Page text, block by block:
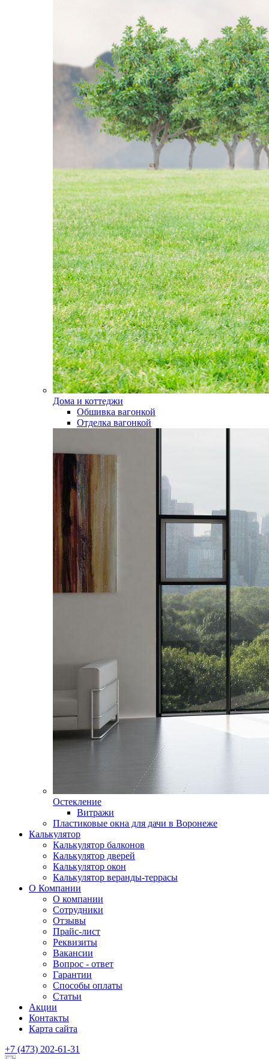
Дома и коттеджи
Обшивка вагонкой
Отделка вагонкой
Остекление
Витражи
Пластиковые окна для дачи в Воронеже
Калькулятор
Калькулятор балконов
Калькулятор дверей
Калькулятор окон
Калькулятор веранды-террасы
О Компании
О компании
Сотрудники
Отзывы
Прайс-лист
Реквизиты
Вакансии
Вопрос - ответ
Гарантии
Способы оплаты
Статьи
Акции
Контакты
Карта сайта
+7 (473) 202-61-31